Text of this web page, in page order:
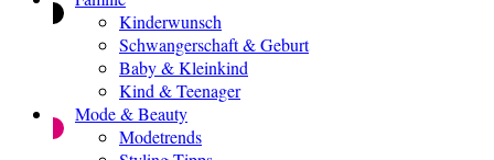
Kinderwunsch
Schwangerschaft & Geburt
Baby & Kleinkind
Kind & Teenager
Mode & Beauty
Modetrends